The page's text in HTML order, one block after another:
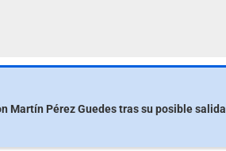
Martín Pérez Guedes tras su posible salida